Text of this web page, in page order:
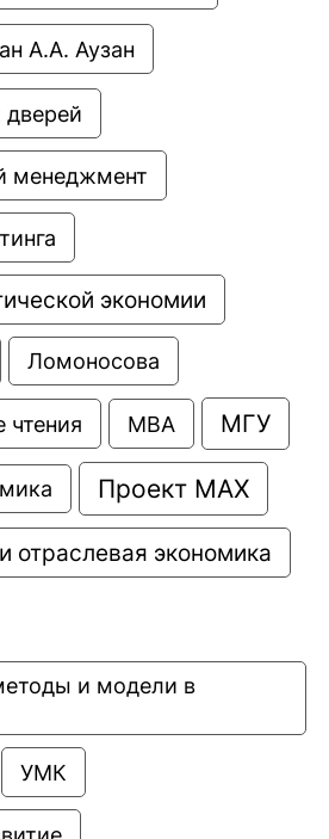
А.А. Аузан
менеджмент
экономии
Ломоносова
МВА МГУ
Проект МАХ
отраслевая экономика
и модели в
УМК